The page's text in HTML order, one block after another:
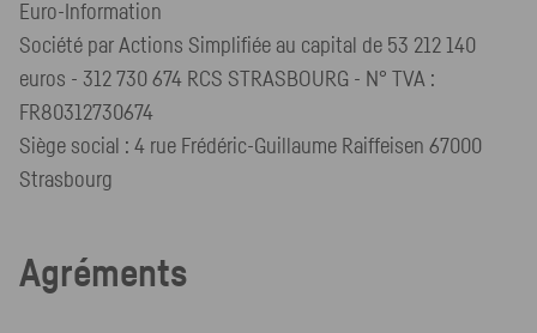
Euro-Information
Société par Actions Simplifiée au capital de 53 212 140
euros - 312 730 674 RCS STRASBOURG - N° TVA :
FR80312730674
Siège social : 4 rue Frédéric-Guillaume Raiffeisen 67000
Strasbourg
Agréments